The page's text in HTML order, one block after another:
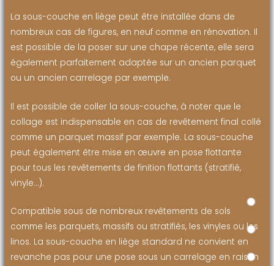
La sous-couche en liège peut être installée dans de
nombreux cas de figures, en neuf comme en rénovation. Il
est possible de la poser sur une chape récente, elle sera
également parfaitement adaptée sur un ancien parquet
ou un ancien carrelage par exemple.
Il est possible de coller la sous-couche, à noter que le
collage est indispensable en cas de revêtement final collé
comme un parquet massif par exemple. La sous-couche
peut également être mise en œuvre en pose flottante
pour tous les revêtements de finition flottants (stratifié,
vinyle…).
Compatible sous de nombreux revêtements de sols
comme les parquets, massifs ou stratifiés, les vinyles ou les
linos. La sous-couche en liège standard ne convient en
revanche pas pour une pose sous un carrelage en raison